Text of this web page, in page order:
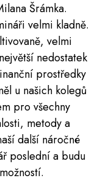
Šrámka.
velmi kladně.
velmi
nedostatek
prostředky
u našich kolegů
pro všechny
metody a
další náročné
poslední a budu